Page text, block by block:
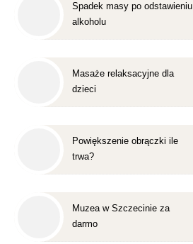
Spadek masy po odstawieniu
alkoholu
Masaże relaksacyjne dla
dzieci
Powiększenie obrączki ile
trwa?
Muzea w Szczecinie za
darmo